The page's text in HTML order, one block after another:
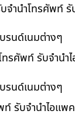
จำนำโทรศัพท์
รนด์เนมต่างๆ
ทรศัพท์ รับจำน
รนด์เนมต่างๆ
รับจำนำไอแพ